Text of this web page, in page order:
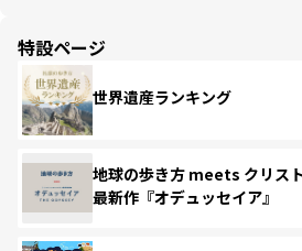
特設ページ
世界遺産ランキング
地球の歩き方 meets クリス
最新作『オデュッセイア』